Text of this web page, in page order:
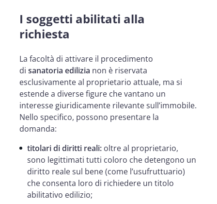
I soggetti abilitati alla
richiesta
La facoltà di attivare il procedimento
di sanatoria edilizia non è riservata
esclusivamente al proprietario attuale, ma si
estende a diverse figure che vantano un
interesse giuridicamente rilevante sull’immobile.
Nello specifico, possono presentare la
domanda:
titolari di diritti reali: oltre al proprietario,
sono legittimati tutti coloro che detengono un
diritto reale sul bene (come l’usufruttuario)
che consenta loro di richiedere un titolo
abilitativo edilizio;